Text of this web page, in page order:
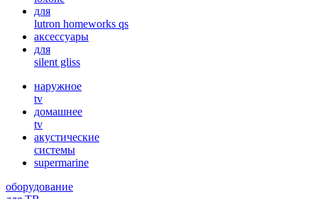
для
lutron homeworks qs
аксессуары
для
silent gliss
наружное
tv
домашнее
tv
акустические
системы
supermarine
оборудование